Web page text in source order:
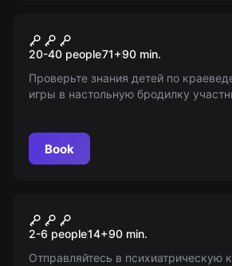
Путешествие по
Вологодской
20-40 people71+90 min.
Проверьте знания детей по
игры в настольную бродилку
заданий. Все команды получат
игре.
Book
Палата № 7
2-6 people14+90 min.
Отправляйтесь в психиатрическую